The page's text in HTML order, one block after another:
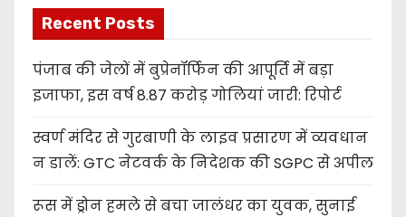
Recent Posts
पंजाब की जेलों में बुप्रेनॉर्फिन की आपूर्ति में बड़ा
इजाफा, इस वर्ष 8.87 करोड़ गोलियां जारी: रिपोर्ट
स्वर्ण मंदिर से गुरबाणी के लाइव प्रसारण में व्यवधान
न डालें: GTC नेटवर्क के निदेशक की SGPC से अपील
रूस में ड्रोन हमले से बचा जालंधर का युवक, सुनाई